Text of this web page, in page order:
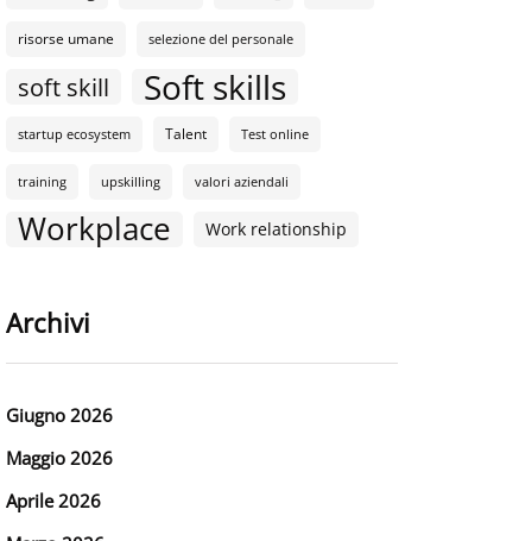
risorse umane selezione del personale
soft skill Soft skills
startup ecosystem Talent Test online
training upskilling valori aziendali
Workplace Work relationship
Archivi
Giugno 2026
Maggio 2026
Aprile 2026